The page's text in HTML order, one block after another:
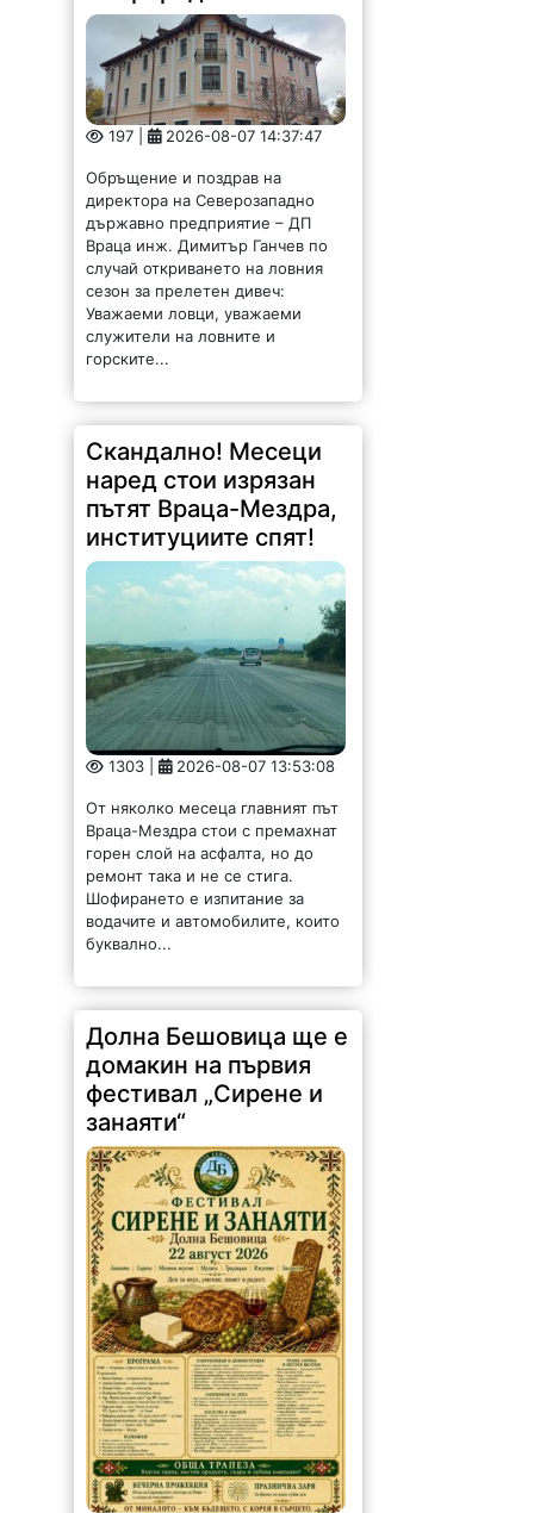
197 | 2026-08-07 14:37:47
Обръщение и поздрав на
директора на Северозападно
държавно предприятие – ДП
Враца инж. Димитър Ганчев по
случай откриването на ловния
сезон за прелетен дивеч:
Уважаеми ловци, уважаеми
служители на ловните и
горските...
Скандално! Месеци
наред стои изрязан
пътят Враца-Мездра,
институциите спят!
1303 | 2026-08-07 13:53:08
От няколко месеца главният път
Враца-Мездра стои с премахнат
горен слой на асфалта, но до
ремонт така и не се стига.
Шофирането е изпитание за
водачите и автомобилите, които
буквално...
Долна Бешовица ще е
домакин на първия
фестивал „Сирене и
занаяти“